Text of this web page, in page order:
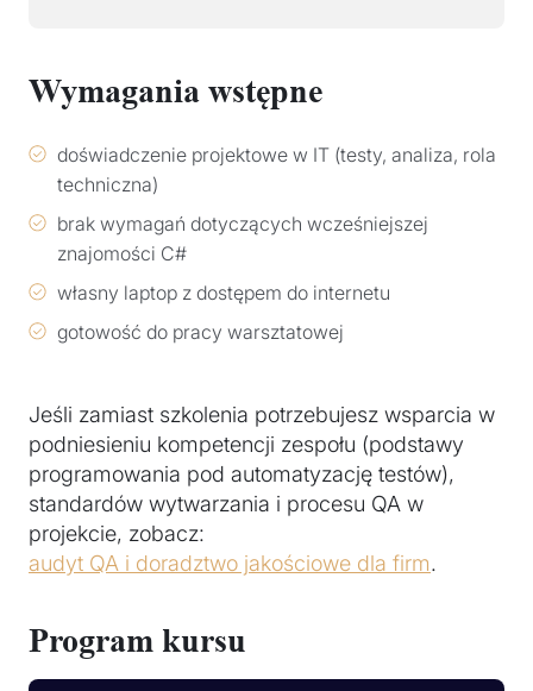
Wymagania wstępne
doświadczenie projektowe w IT (testy, analiza, rola
techniczna)
brak wymagań dotyczących wcześniejszej
znajomości C#
własny laptop z dostępem do internetu
gotowość do pracy warsztatowej
Jeśli zamiast szkolenia potrzebujesz wsparcia w
podniesieniu kompetencji zespołu (podstawy
programowania pod automatyzację testów),
standardów wytwarzania i procesu QA w
projekcie, zobacz:
audyt QA i doradztwo jakościowe dla firm.
Program kursu